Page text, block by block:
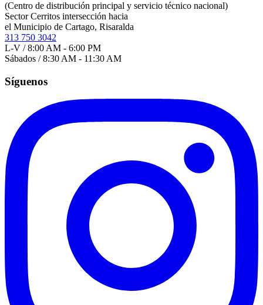
(Centro de distribución principal y servicio técnico nacional)
Sector Cerritos intersección hacia
el Municipio de Cartago, Risaralda
313 750 3042
L-V / 8:00 AM - 6:00 PM
Sábados / 8:30 AM - 11:30 AM
Síguenos